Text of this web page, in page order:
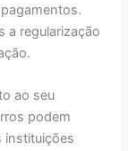
a regularização
ao seu
podem
instituições